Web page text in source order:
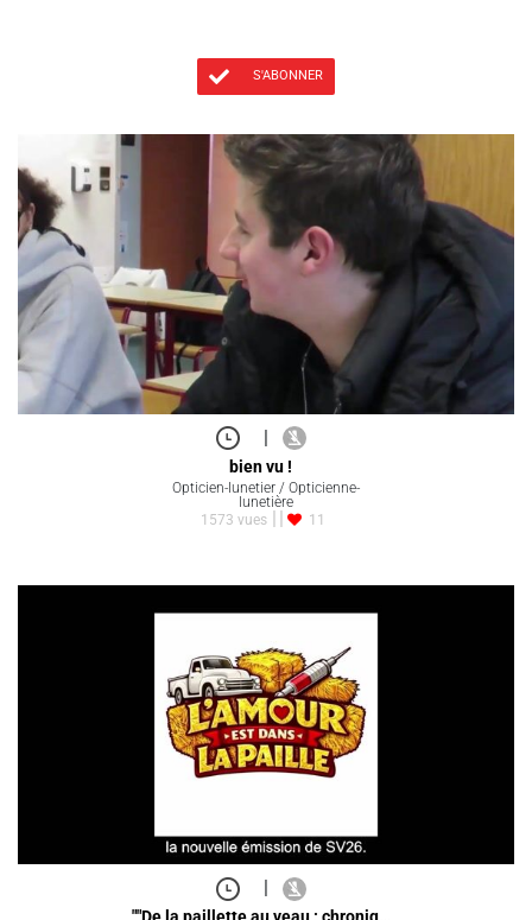
S'ABONNER
|
bien vu !
Opticien-lunetier / Opticienne-
lunetière
1573 vues
11
|